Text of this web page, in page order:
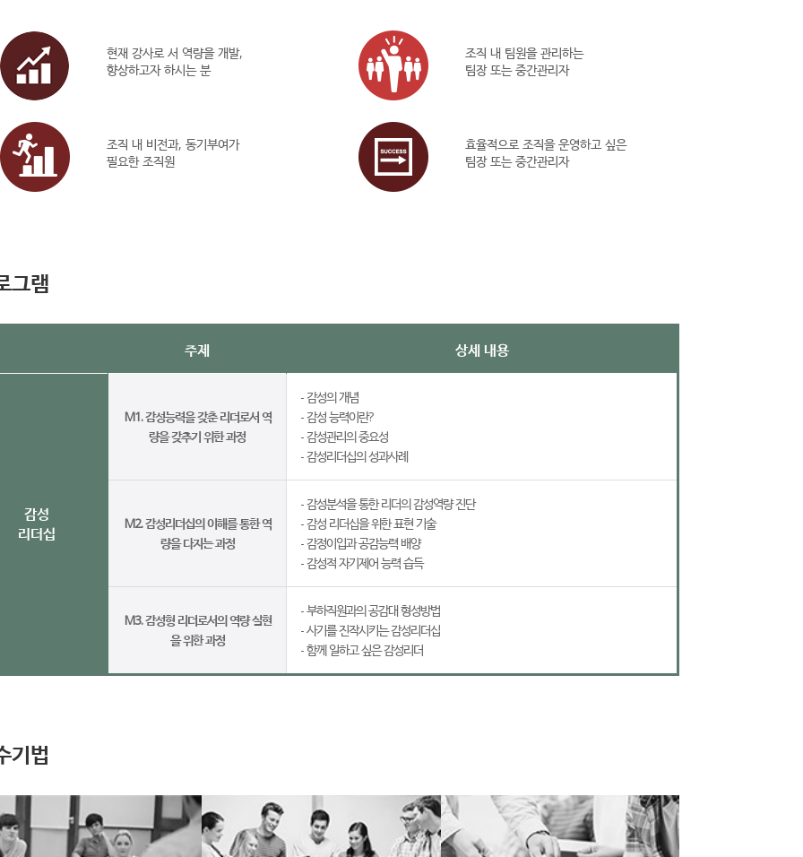
현재 강사로 서 역량을 개발,
향상하고자 하시는 분
조직 내 팀원을 관리하는
팀장 또는 중간관리자
조직 내 비전과, 동기부여가
필요한 조직원
효율적으로 조직을 운영하고 싶은
팀장 또는 중간관리자
그램
주제 상세 내용
감성
리더십
M1. 감성능력을 갖춘 리더로서 역
량을 갖추기 위한 과정
- 감성의 개념
- 감성 능력이란?
- 감성관리의 중요성
- 감성리더십의 성과사례
M2. 감성리더십의 이해를 통한 역
량을 다지는 과정
- 감성분석을 통한 리더의 감성역량 진단
- 감성 리더십을 위한 표현 기술
- 감정이입과 공감능력 배양
- 감성적 자기제어 능력 습득
M3. 감성형 리더로서의 역량 실현
을 위한 과정
- 부하직원과의 공감대 형성방법
- 사기를 진작시키는 감성리더십
- 함께 일하고 싶은 감성리더
기법